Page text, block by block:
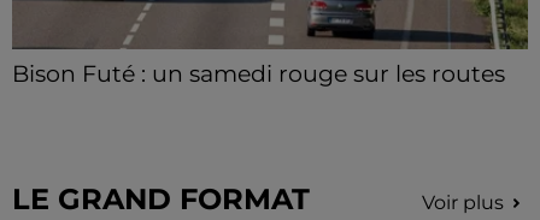
Bison Futé : un samedi rouge sur les routes
LE GRAND FORMAT Voir plus